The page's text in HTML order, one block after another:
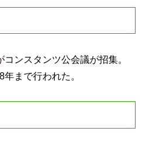
コンスタンツ公会議が招集。
まで行われた。